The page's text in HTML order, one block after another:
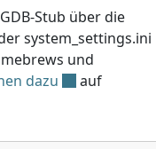
Stub über die
system_settings.ini
und
dazu
auf